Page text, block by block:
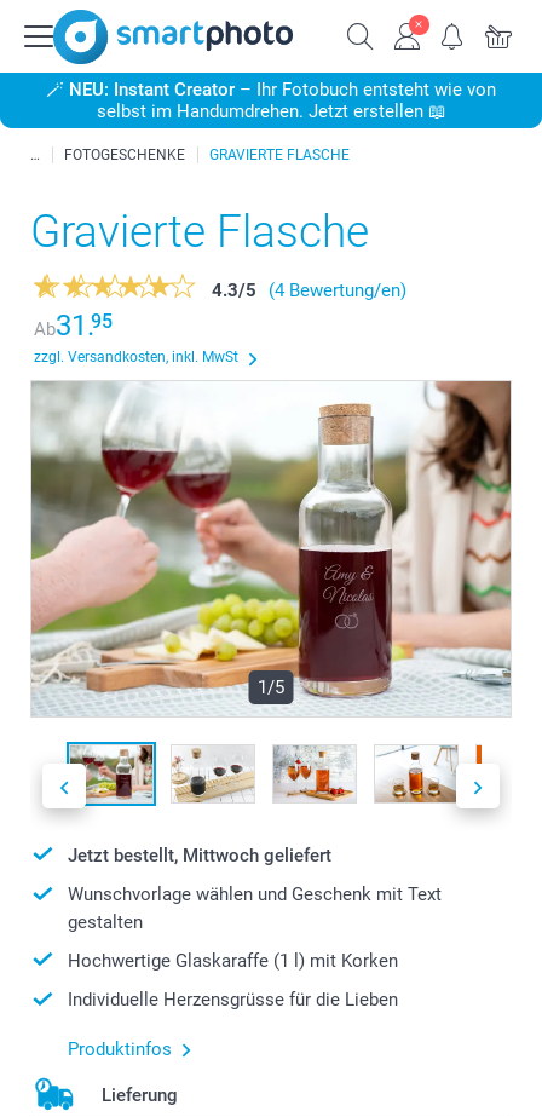
🪄 NEU: Instant Creator – Ihr Fotobuch entsteht wie von
selbst im Handumdrehen. Jetzt erstellen 📖
FOTOGESCHENKE GRAVIERTE FLASCHE
Gravierte Flasche
4.3/5
(4 Bewertung/en)
Ab31.95
zzgl. Versandkosten, inkl. MwSt
1/5
Jetzt bestellt, Mittwoch geliefert
Wunschvorlage wählen und Geschenk mit Text
gestalten
Hochwertige Glaskaraffe (1 l) mit Korken
Individuelle Herzensgrüsse für die Lieben
Produktinfos
Lieferung